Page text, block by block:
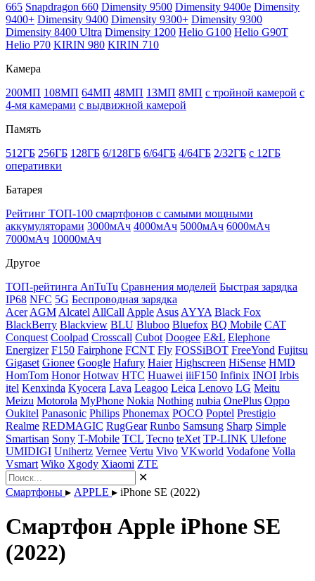
665 Snapdragon 660 Dimensity 9500 Dimensity 9400e Dimensity
9400+ Dimensity 9400 Dimensity 9300+ Dimensity 9300
Dimensity 8400 Ultra Dimensity 1200 Helio G100 Helio G90T
Helio P70 KIRIN 980 KIRIN 710
Камера
200МП 108МП 64МП 48МП 13МП 8МП с тройной камерой с
4-мя камерами с выдвижной камерой
Память
512ГБ 256ГБ 128ГБ 6/128ГБ 6/64ГБ 4/64ГБ 2/32ГБ с 12ГБ
оперативки
Батарея
Рейтинг ТОП-100 смартфонов с самыми мощными
аккумуляторами 3000мАч 4000мАч 5000мАч 6000мАч
7000мАч 10000мАч
Другое
ТОП-рейтинга AnTuTu Сравнения моделей Быстрая зарядка
IP68 NFC 5G Беспроводная зарядка
Acer AGM Alcatel AllCall Apple Asus AYYA Black Fox
BlackBerry Blackview BLU Bluboo Bluefox BQ Mobile CAT
Conquest Coolpad Crosscall Cubot Doogee E&L Elephone
Energizer F150 Fairphone FCNT Fly FOSSiBOT FreeYond Fujitsu
Gigaset Gionee Google Hafury Haier Highscreen HiSense HMD
HomTom Honor Hotwav HTC Huawei iiiF150 Infinix INOI Irbis
itel Kenxinda Kyocera Lava Leagoo Leica Lenovo LG Meitu
Meizu Motorola MyPhone Nokia Nothing nubia OnePlus Oppo
Oukitel Panasonic Philips Phonemax POCO Poptel Prestigio
Realme REDMAGIC RugGear Runbo Samsung Sharp Simple
Smartisan Sony T-Mobile TCL Tecno teXet TP-LINK Ulefone
UMIDIGI Unihertz Vernee Vertu Vivo VKworld Vodafone Volla
Vsmart Wiko Xgody Xiaomi ZTE
✕
Смартфоны ▸ APPLE ▸ iPhone SE (2022)
Смартфон Apple iPhone SE
(2022)